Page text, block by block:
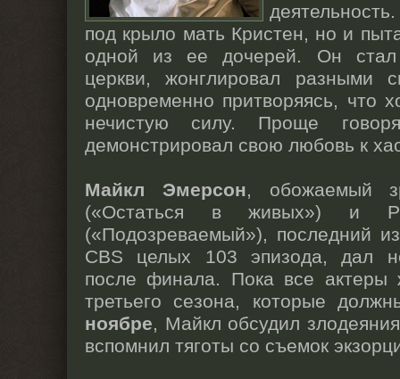
под крыло мать Кристен, но и
одной из ее дочерей. Он стал
церкви, жонглировал разными
одновременно притворяясь, что
нечистую силу. Проще
демонстрировал свою любовь к
Майкл Эмерсон, обожаемый
(«Остаться в живых») и
(«Подозреваемый»), последний
CBS целых 103 эпизода, дал
после финала. Пока все актеры
третьего сезона, которые
ноябре, Майкл обсудил
вспомнил тяготы со съемок